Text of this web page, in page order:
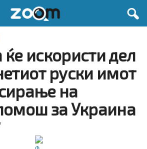
искористи дел
руски имот
на
за Украина